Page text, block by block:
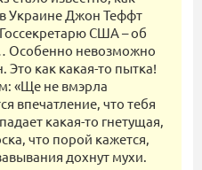
Украине Джон Теффт
США – об
Особенно невозможно
Это как какая-то пытка!
«Ще не вмэрла
впечатление, что тебя
какая-то гнетущая,
что порой кажется,
дохнут мухи.